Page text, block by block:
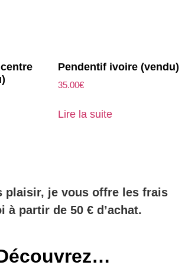
Pendentif ivoire (vendu)
35.00€
Lire la suite
plaisir, je vous offre les frais
à partir de 50 € d’achat.